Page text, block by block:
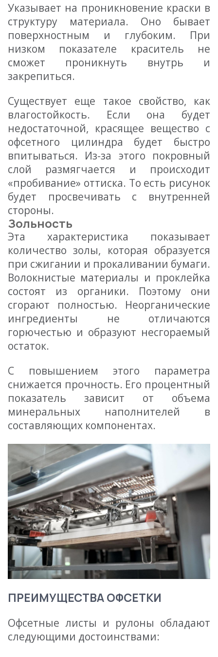
Указывает на проникновение краски в
структуру материала. Оно бывает
поверхностным и глубоким. При
низком показателе краситель не
сможет проникнуть внутрь и
закрепиться.
Существует еще такое свойство, как
влагостойкость. Если она будет
недостаточной, красящее вещество с
офсетного цилиндра будет быстро
впитываться. Из-за этого покровный
слой размягчается и происходит
«пробивание» оттиска. То есть рисунок
будет просвечивать с внутренней
стороны.
Зольность
Эта характеристика показывает
количество золы, которая образуется
при сжигании и прокаливании бумаги.
Волокнистые материалы и проклейка
состоят из органики. Поэтому они
сгорают полностью. Неорганические
ингредиенты не отличаются
горючестью и образуют несгораемый
остаток.
С повышением этого параметра
снижается прочность. Его процентный
показатель зависит от объема
минеральных наполнителей в
составляющих компонентах.
ПРЕИМУЩЕСТВА ОФСЕТКИ
Офсетные листы и рулоны обладают
следующими достоинствами: